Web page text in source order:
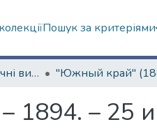
Пошук за критеріями
Харківські періодичні видання
1894. – 25